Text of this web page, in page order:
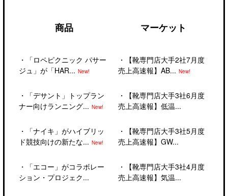
商品
・
「ロペピクニック パサー
ジュ」が「HAR... New!
・
「デサント」トップラン
ナー向けランニング... New!
・
「ナイキ」がハイブリッ
ド競技向けの新たな... New!
・
「エコー」がコラボレー
ション・プロジェク...
マーケット
・
【靴専門店大手2社7月度
売上高速報】AB... New!
・
【靴専門店大手3社6月度
売上高速報】低温...
・
【靴専門店大手3社5月度
売上高速報】GW...
・
【靴専門店大手3社4月度
売上高速報】気温...